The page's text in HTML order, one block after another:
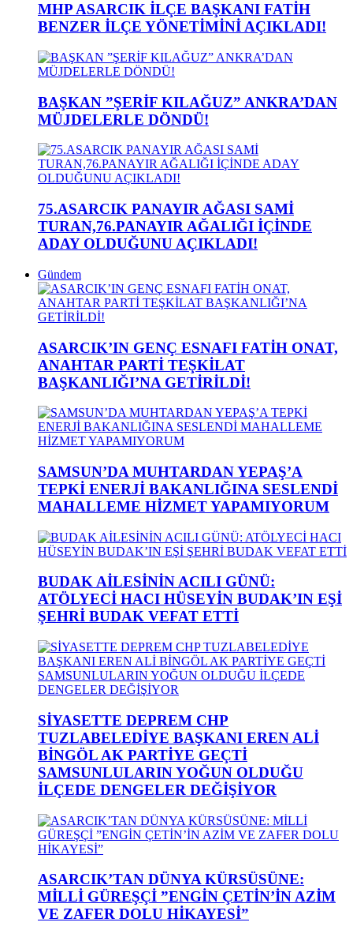
MHP ASARCIK İLÇE BAŞKANI FATİH
BENZER İLÇE YÖNETİMİNİ AÇIKLADI!
BAŞKAN ”ŞERİF KILAĞUZ” ANKRA’DAN
MÜJDELERLE DÖNDÜ!
75.ASARCIK PANAYIR AĞASI SAMİ
TURAN,76.PANAYIR AĞALIĞI İÇİNDE
ADAY OLDUĞUNU AÇIKLADI!
Gündem
ASARCIK’IN GENÇ ESNAFI FATİH ONAT,
ANAHTAR PARTİ TEŞKİLAT
BAŞKANLIĞI’NA GETİRİLDİ!
SAMSUN’DA MUHTARDAN YEPAŞ’A
TEPKİ ENERJİ BAKANLIĞINA SESLENDİ
MAHALLEME HİZMET YAPAMIYORUM
BUDAK AİLESİNİN ACILI GÜNÜ:
ATÖLYECİ HACI HÜSEYİN BUDAK’IN EŞİ
ŞEHRİ BUDAK VEFAT ETTİ
SİYASETTE DEPREM CHP
TUZLABELEDİYE BAŞKANI EREN ALİ
BİNGÖL AK PARTİYE GEÇTİ
SAMSUNLULARIN YOĞUN OLDUĞU
İLÇEDE DENGELER DEĞİŞİYOR
ASARCIK’TAN DÜNYA KÜRSÜSÜNE:
MİLLİ GÜREŞÇİ ”ENGİN ÇETİN’İN AZİM
VE ZAFER DOLU HİKAYESİ”